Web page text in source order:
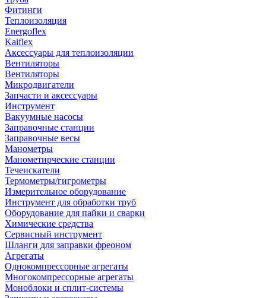
Фитинги
Теплоизоляция
Energoflex
Kaiflex
Аксессуары для теплоизоляции
Вентиляторы
Вентиляторы
Микродвигатели
Запчасти и аксессуары
Инструмент
Вакуумные насосы
Заправочные станции
Заправочные весы
Манометры
Манометирческие станции
Течеискатели
Термометры/гигрометры
Измерительное оборудование
Инструмент для обработки труб
Оборудование для пайки и сварки
Химические средства
Сервисный инструмент
Шланги для заправки фреоном
Агрегаты
Однокомпрессорные агрегаты
Многокомпрессорные агрегаты
Моноблоки и сплит-системы